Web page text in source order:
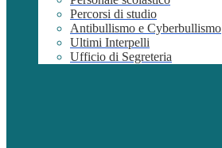
Percorsi di studio
Antibullismo e Cyberbullismo
Ultimi Interpelli
Ufficio di Segreteria